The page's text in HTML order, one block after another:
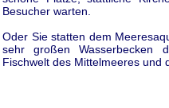
Besucher warten.
Oder Sie statten dem
sehr großen Wasserbecken
Fischwelt des Mittelmeeres und